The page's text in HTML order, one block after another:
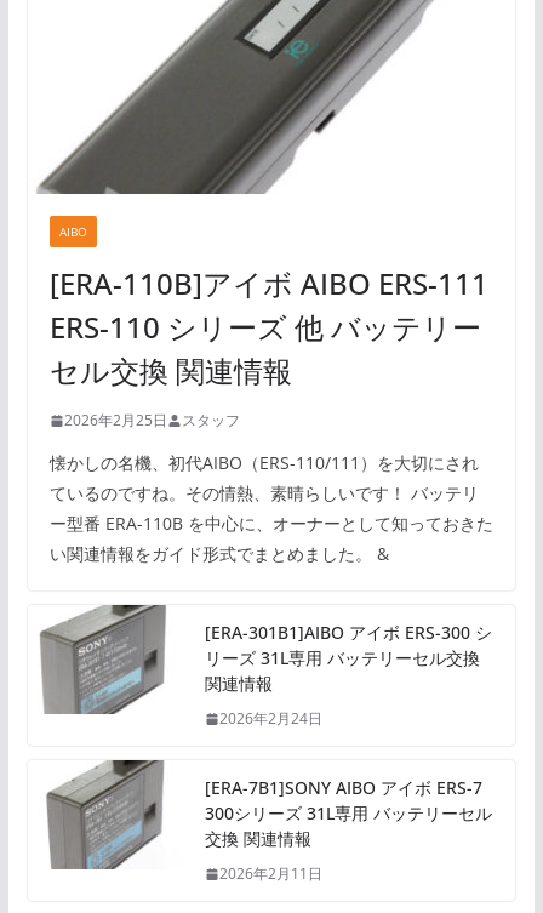
AIBO
[ERA-110B]アイボ AIBO ERS-111
ERS-110 シリーズ 他 バッテリー
セル交換 関連情報
2026年2月25日 スタッフ
懐かしの名機、初代AIBO（ERS-110/111）を大切にされ
ているのですね。その情熱、素晴らしいです！ バッテリ
ー型番 ERA-110B を中心に、オーナーとして知っておきた
い関連情報をガイド形式でまとめました。 &
[ERA-301B1]AIBO アイボ ERS-300 シ
リーズ 31L専用 バッテリーセル交換
関連情報
2026年2月24日
[ERA-7B1]SONY AIBO アイボ ERS-7
300シリーズ 31L専用 バッテリーセル
交換 関連情報
2026年2月11日